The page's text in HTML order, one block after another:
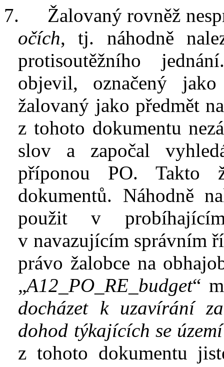
7.
Žalovaný rovněž
očích, tj. náhodně
protisoutěžního
objevil, označený
žalovaný jako předmět
z tohoto dokumentu
slov a
započal
příponou PO. Takto
dokumentů. Náhodně
použit v
v navazujícím správním
právo žalobce na
„A12_PO_RE_budget“
docházet k uzavírání
dohod týkajících se
z tohoto dokumentu